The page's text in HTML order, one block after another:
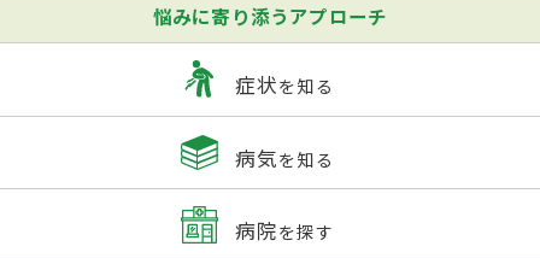
悩みに寄り添うアプローチ
症状を知る
病気を知る
病院を探す